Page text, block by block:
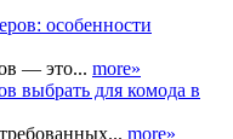
— это... more»
more»